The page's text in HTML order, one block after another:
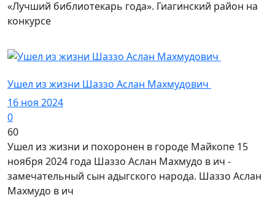
«Лучший библиотекарь года». Гиагинский район на
конкурсе
Ушел из жизни Шаззо Аслан Махмудович
16 ноя 2024
0
60
Ушел из жизни и похоронен в городе Майкопе 15
ноября 2024 года Шаззо Аслан Махмудо в ич -
замечательный сын адыгского народа. Шаззо Аслан
Махмудо в ич